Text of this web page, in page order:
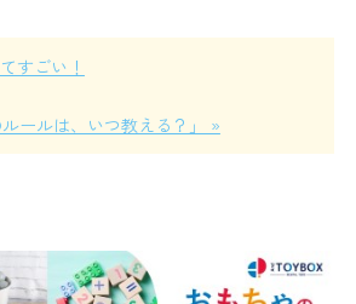
すごい！
ルールは、いつ教える？」 »